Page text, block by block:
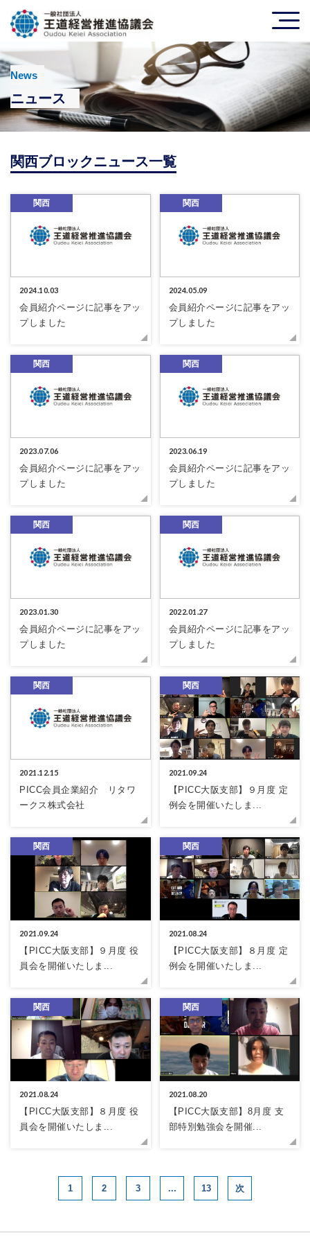
News
ニュース
関西ブロックニュース一覧
関西
2024.10.03
会員紹介ページに記事をアッ
プしました
関西
2024.05.09
会員紹介ページに記事をアッ
プしました
関西
2023.07.06
会員紹介ページに記事をアッ
プしました
関西
2023.06.19
会員紹介ページに記事をアッ
プしました
関西
2023.01.30
会員紹介ページに記事をアッ
プしました
関西
2022.01.27
会員紹介ページに記事をアッ
プしました
関西
2021.12.15
PICC会員企業紹介 リタワ
ークス株式会社
関西
2021.09.24
【PICC大阪支部】９月度 定
例会を開催いたしま...
関西
2021.09.24
【PICC大阪支部】９月度 役
員会を開催いたしま...
関西
2021.08.24
【PICC大阪支部】８月度 定
例会を開催いたしま...
関西
2021.08.24
【PICC大阪支部】８月度 役
員会を開催いたしま...
関西
2021.08.20
【PICC大阪支部】8月度 支
部特別勉強会を開催...
1 2 3 ... 13